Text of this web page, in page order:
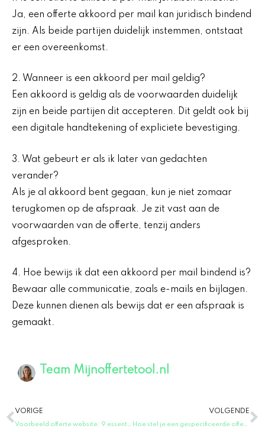
Ja, een offerte akkoord per mail kan juridisch bindend
zijn. Als beide partijen duidelijk instemmen, ontstaat
er een overeenkomst.
2. Wanneer is een akkoord per mail geldig?
Een akkoord is geldig als de voorwaarden duidelijk
zijn en beide partijen dit accepteren. Dit geldt ook bij
een digitale handtekening of expliciete bevestiging.
3. Wat gebeurt er als ik later van gedachten
verander?
Als je al akkoord bent gegaan, kun je niet zomaar
terugkomen op de afspraak. Je zit vast aan de
voorwaarden van de offerte, tenzij anders
afgesproken.
4. Hoe bewijs ik dat een akkoord per mail bindend is?
Bewaar alle communicatie, zoals e-mails en bijlagen.
Deze kunnen dienen als bewijs dat er een afspraak is
gemaakt.
Team Mijnoffertetool.nl
Vorige
VORIGE VOLGENDE
Hoe stel je een gespecificeerde offerte op?